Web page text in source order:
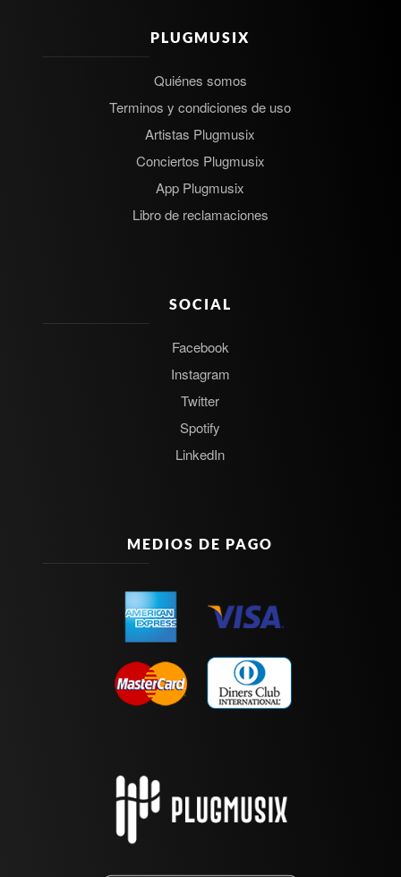
PLUGMUSIX
Quiénes somos
Terminos y condiciones de uso
Artistas Plugmusix
Conciertos Plugmusix
App Plugmusix
Libro de reclamaciones
SOCIAL
Facebook
Instagram
Twitter
Spotify
LinkedIn
MEDIOS DE PAGO